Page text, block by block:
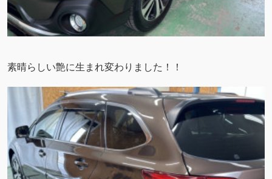
素晴らしい艶に生まれ変わりました！！